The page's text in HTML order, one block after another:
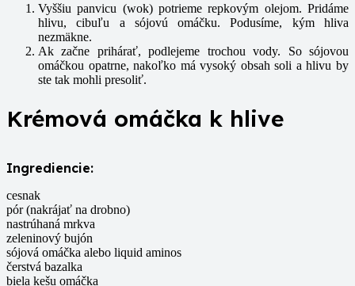
Vyššiu panvicu (wok) potrieme repkovým olejom. Pridáme
hlivu, cibuľu a sójovú omáčku. Podusíme, kým hliva
nezmäkne.
Ak začne prihárať, podlejeme trochou vody. So sójovou
omáčkou opatrne, nakoľko má vysoký obsah soli a hlivu by
ste tak mohli presoliť.
Krémová omáčka k hlive
Ingrediencie:
cesnak
pór (nakrájať na drobno)
nastrúhaná mrkva
zeleninový bujón
sójová omáčka alebo liquid aminos
čerstvá bazalka
biela kešu omáčka